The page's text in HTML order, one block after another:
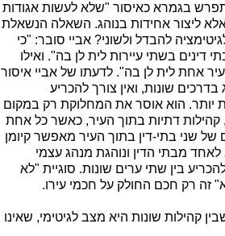
בגמרא כאיסור "שלא לעשות אגודות
ליצור אחידות בנוהג. השאלה הנשאלת
להבדל ולשוני? אביי סובר: "כי
דינים בשתי עיירות לית לן בה". ואילו
אחת לית לן בה". לדעתו של אביי איסור
שונות, ואין צורך להכריע
יותר. הוא אוסר את המחלוקת רק במקום
קהילות דתיות בתוך העיר, כאשר כל אחת
שני בתי-דין בתוך העיר מאפשר קיומן
מבתי הדין ונוהגת מנהג עצמי
בין שתי ערים שונות. סוגיית "לא
זה רק חכם החולק על חכמי עירו.
שונות היא מצב לגיטימי, שאינו